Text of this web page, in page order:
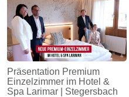
Schnöll
gfrogt
Zonen
Podcast
Präsentation Premium
Einzelzimmer im Hotel &
Spa Larimar | Stegersbach